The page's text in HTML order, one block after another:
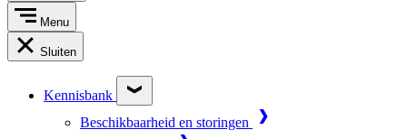
Menu
Sluiten
Kennisbank
Beschikbaarheid en storingen